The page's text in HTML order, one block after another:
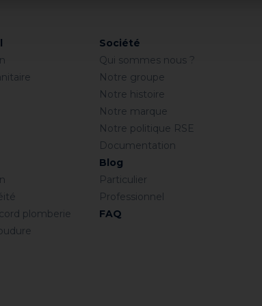
plomberie
Société
Qui sommes nous ?
Notre groupe
Notre histoire
Notre marque
Notre politique RSE
Documentation
Blog
Particulier
Professionnel
FAQ